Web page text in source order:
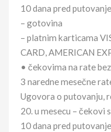
10 dana pred putovanje
– gotovina
– platnim karticama
CARD, AMERICAN
• čekovima na rate
3 naredne mesečne
Ugovora o putovanju,
20. u mesecu – čekovi
10 dana pred putovanje